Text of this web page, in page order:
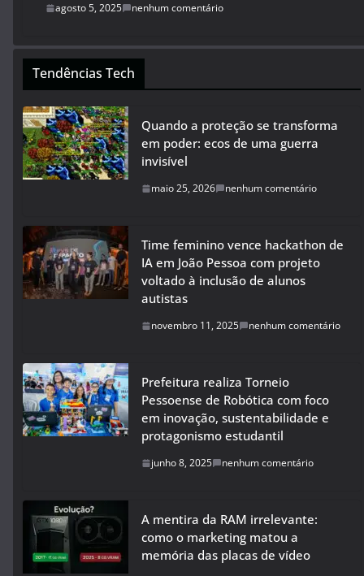
agosto 5, 2025 nenhum comentário
Tendências Tech
Quando a proteção se transforma
em poder: ecos de uma guerra
invisível
maio 25, 2026 nenhum comentário
Time feminino vence hackathon de
IA em João Pessoa com projeto
voltado à inclusão de alunos
autistas
novembro 11, 2025 nenhum comentário
Prefeitura realiza Torneio
Pessoense de Robótica com foco
em inovação, sustentabilidade e
protagonismo estudantil
junho 8, 2025 nenhum comentário
A mentira da RAM irrelevante:
como o marketing matou a
memória das placas de vídeo